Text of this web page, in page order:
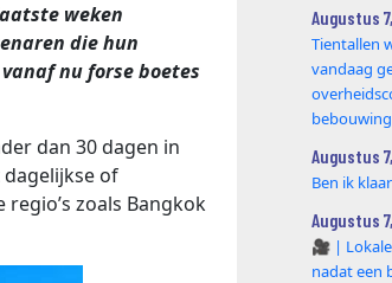
weken
die hun
nu forse boetes
dan 30 dagen in
of
zoals Bangkok
Augustus
Tientallen
vandaag
Augustus
Ben ik
Augustus
🎥 |
nadat een